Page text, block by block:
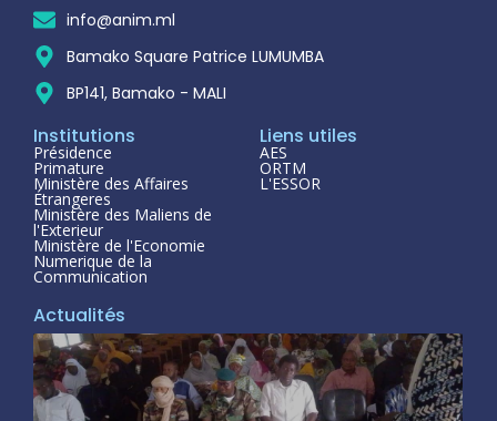
info@anim.ml
Bamako Square Patrice LUMUMBA
BP141, Bamako - MALI
Institutions
Présidence
Primature
Ministère des Affaires
Étrangeres
Ministère des Maliens de
l'Exterieur
Ministère de l'Economie
Numerique de la
Communication
Liens utiles
AES
ORTM
L'ESSOR
Actualités